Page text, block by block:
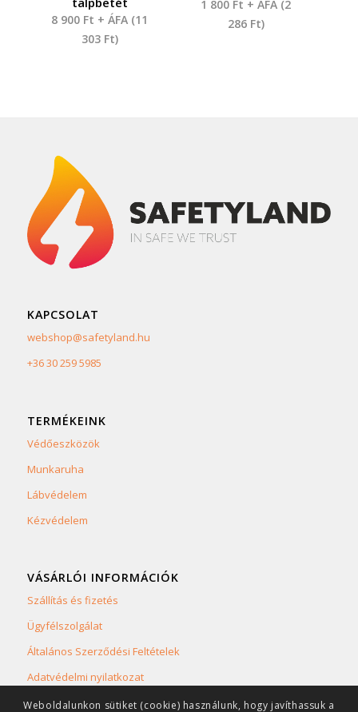
8 900 Ft + ÁFA (11
303 Ft)
1 800 Ft + ÁFA (2
286 Ft)
KAPCSOLAT
webshop@safetyland.hu
+36 30 259 5985
TERMÉKEINK
Védőeszközök
Munkaruha
Lábvédelem
Kézvédelem
VÁSÁRLÓI INFORMÁCIÓK
Szállítás és fizetés
Ügyfélszolgálat
Általános Szerződési Feltételek
Adatvédelmi nyilatkozat
Weboldalunkon sütiket (cookie) használunk, hogy javíthassuk a